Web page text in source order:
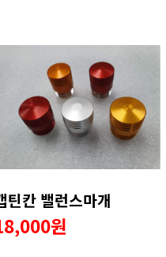
틴칸 밸런스마개
원